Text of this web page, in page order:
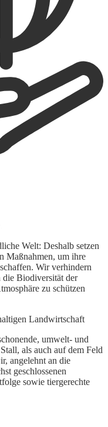
Welt: Deshalb setzen
Maßnahmen, um ihre
Wir verhindern
Biodiversität der
zu schützen
Landwirtschaft
umwelt- und
als auch auf dem Feld
angelehnt an die
geschlossenen
sowie tiergerechte